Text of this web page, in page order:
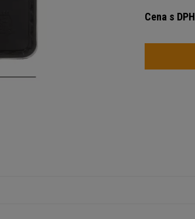
Cena s DPH
Počet